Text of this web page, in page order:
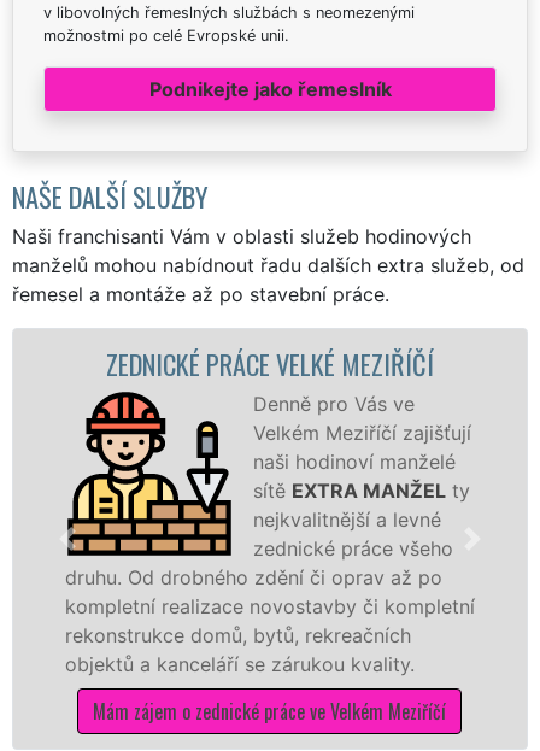
v libovolných řemeslných službách s neomezenými
možnostmi po celé Evropské unii.
Podnikejte jako řemeslník
NAŠE DALŠÍ SLUŽBY
Naši franchisanti Vám v oblasti služeb hodinových
manželů mohou nabídnout řadu dalších extra služeb, od
řemesel a montáže až po stavební práce.
PRÁCE VELKÉ MEZIŘÍČÍ
Denně pro Vás ve
Velkém Meziříčí zajišťují
naši hodinoví manželé
sítě
EXTRA MANŽELty
nejkvalitnější a levné
zednické práce všeho
drobného zdění či oprav až po
realizace novostavby či kompletní
domů, bytů, rekreačních
kanceláří se zárukou kvality.
o zednické práce ve Velkém Meziříčí
dokonale